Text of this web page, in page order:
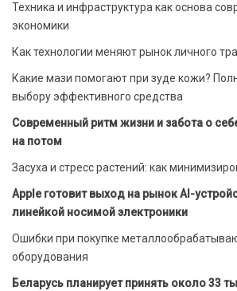
Техника и инфраструктура как основа
экономики
Как технологии меняют рынок личного
Какие мази помогают при зуде кожи?
выбору эффективного средства
Современный ритм жизни и забота о
на потом
Засуха и стресс растений: как
Apple готовит выход на рынок AI-
линейкой носимой электроники
Ошибки при покупке
оборудования
Беларусь планирует принять около 33